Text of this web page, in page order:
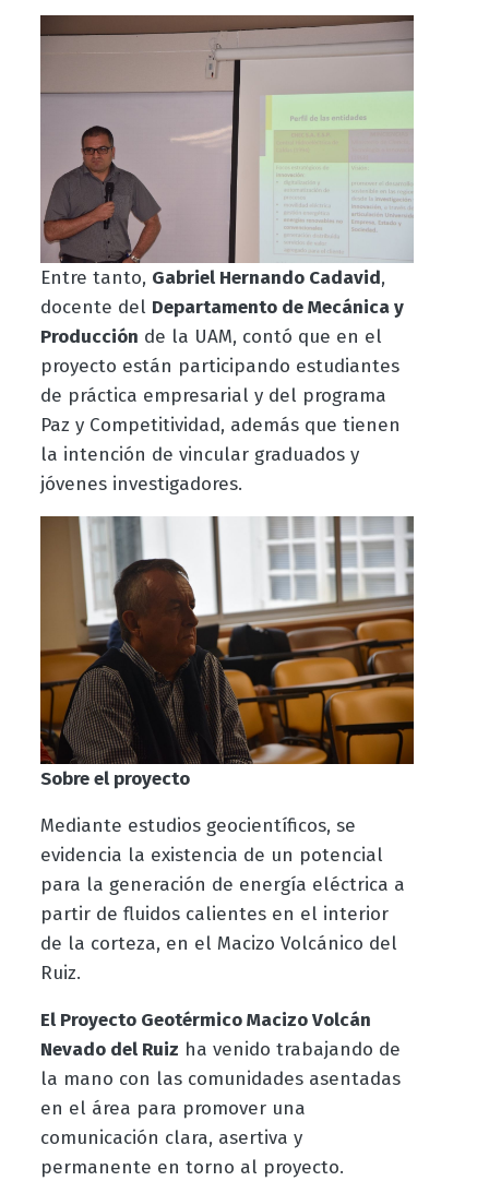
Entre tanto, Gabriel Hernando Cadavid,
docente del Departamento de Mecánica y
Producción de la UAM, contó que en el
proyecto están participando estudiantes
de práctica empresarial y del programa
Paz y Competitividad, además que tienen
la intención de vincular graduados y
jóvenes investigadores.
Sobre el proyecto
Mediante estudios geocientíficos, se
evidencia la existencia de un potencial
para la generación de energía eléctrica a
partir de fluidos calientes en el interior
de la corteza, en el Macizo Volcánico del
Ruiz.
El Proyecto Geotérmico Macizo Volcán
Nevado del Ruiz ha venido trabajando de
la mano con las comunidades asentadas
en el área para promover una
comunicación clara, asertiva y
permanente en torno al proyecto.